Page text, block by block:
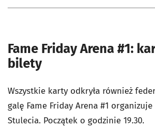
Fame Friday Arena #1:
bilety
Wszystkie karty odkryła również
galę Fame Friday Arena #1
Stulecia. Początek o godzinie 19.30.